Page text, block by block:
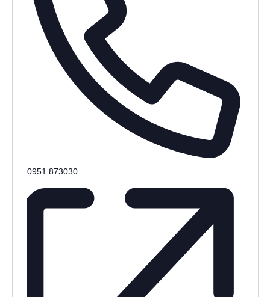
Telefon
0951 873030